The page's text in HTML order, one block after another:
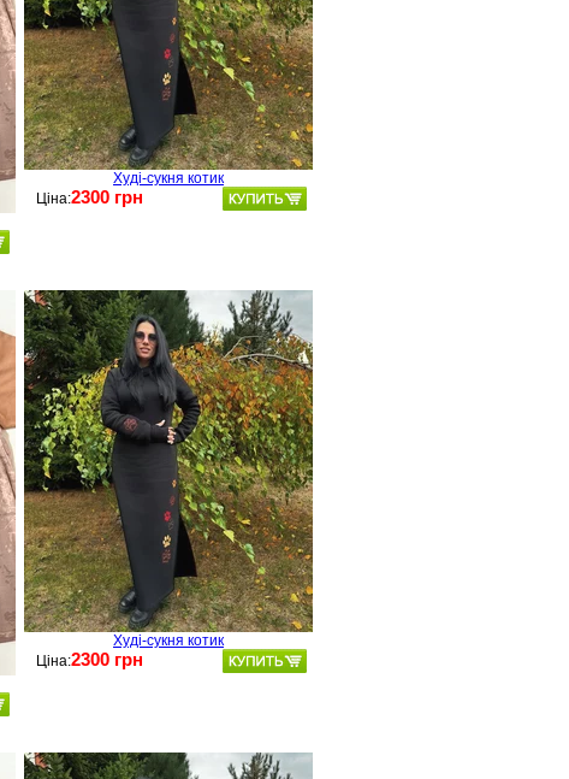
Худі-сукня котик
Ціна:2300 грн
Худі-сукня котик
Ціна:2300 грн